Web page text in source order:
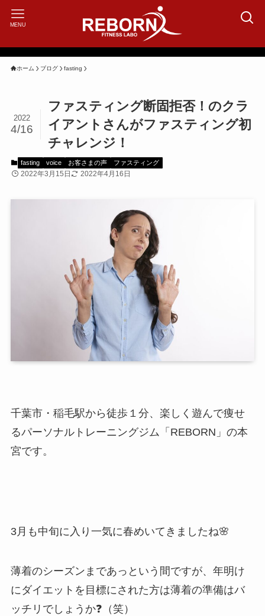
MENU
ホーム ブログ fasting
ファスティング断固拒否！のクラ
イアントさんがファスティング初
チャレンジ！
2022
4/16
fasting voice お客さまの声 ファスティング
2022年3月15日 2022年4月16日
千葉市・稲毛駅から徒歩１分、楽しく遊んで痩せ
るパーソナルトレーニングジム「REBORN」の本
宮です。
3月も中旬に入り一気に春めいてきましたね🌸
薄着のシーズンまであっという間ですが、年明け
にダイエットを目標にされた方は薄着の準備はバ
ッチリでしょうか❓（笑）